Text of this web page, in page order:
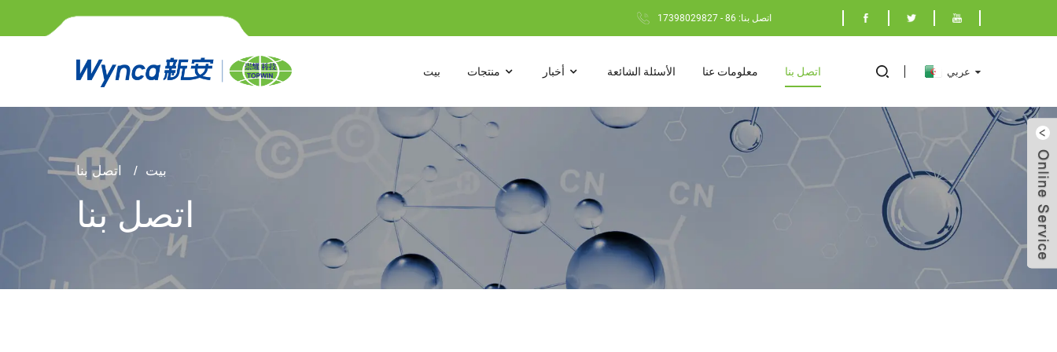
اتصل بنا: 86 - 17398029827
بيت منتجات أخبار الأسئلة الشائعة معلومات عنا اتصل بنا عربي
بيت اتصل بنا
اتصل بنا